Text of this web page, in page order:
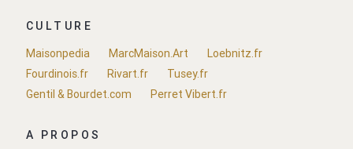
CULTURE
Maisonpedia
MarcMaison.Art
Loebnitz.fr
Fourdinois.fr
Rivart.fr
Tusey.fr
Gentil & Bourdet.com
Perret Vibert.fr
A PROPOS